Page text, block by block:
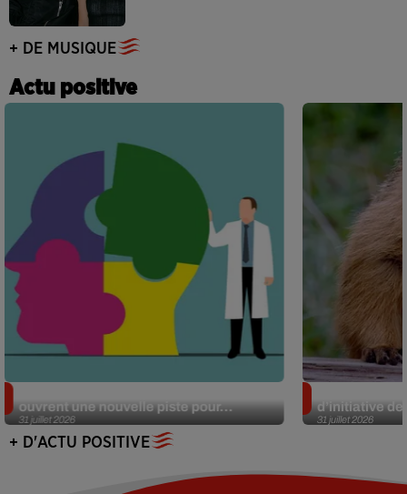
+ DE MUSIQUE
Actu positive
31 juillet 2026
ouvrent une nouvelle piste pour...
31 juillet 2026
d’initiative
+ D'ACTU POSITIVE